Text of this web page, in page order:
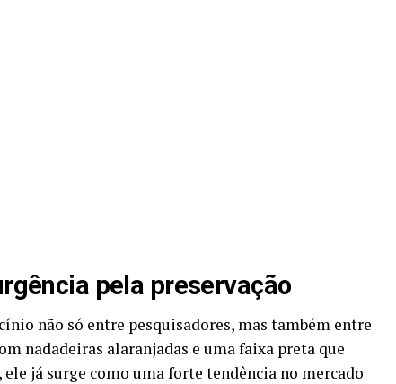
pela preservação
não só entre pesquisadores, mas também entre
nadadeiras alaranjadas e uma faixa preta que
ele já surge como uma forte tendência no mercado